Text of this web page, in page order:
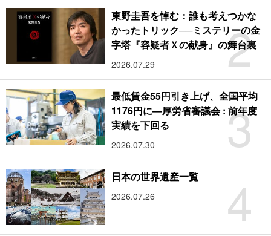
2
東野圭吾を悼む：誰も考えつかな
かったトリック──ミステリーの金
字塔『容疑者Ｘの献身』の舞台裏
2026.07.29
3
最低賃金55円引き上げ、全国平均
1176円に―厚労省審議会 : 前年度
実績を下回る
2026.07.30
4
日本の世界遺産一覧
2026.07.26